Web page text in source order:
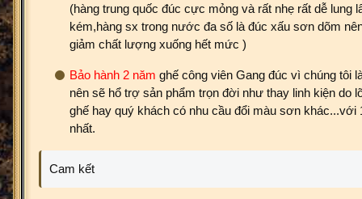
(hàng trung quốc đúc cực mỏng và rất nhẹ rất dễ lung
kém,hàng sx trong nước đa số là đúc xấu sơn dõm
giảm chất lượng xuống hết mức )
Bảo hành 2 năm ghế công viên Gang đúc vì chúng tôi
nên sẽ hổ trợ sản phẩm trọn đời như thay linh kiện do
ghế hay quý khách có nhu cầu đổi màu sơn khác...với
nhất.
Cam kết